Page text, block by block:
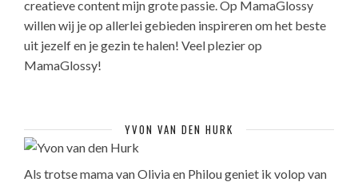
creatieve content mijn grote passie. Op MamaGlossy
willen wij je op allerlei gebieden inspireren om het beste
uit jezelf en je gezin te halen! Veel plezier op
MamaGlossy!
YVON VAN DEN HURK
Als trotse mama van Olivia en Philou geniet ik volop van